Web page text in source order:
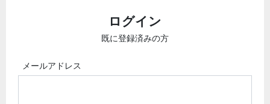
ログイン
既に登録済みの方
メールアドレス